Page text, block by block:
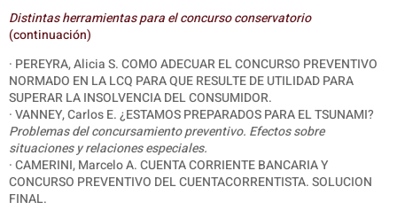
Distintas herramientas para el concurso conservatorio
(continuación)
· PEREYRA, Alicia S. COMO ADECUAR EL CONCURSO PREVENTIVO
NORMADO EN LA LCQ PARA QUE RESULTE DE UTILIDAD PARA
SUPERAR LA INSOLVENCIA DEL CONSUMIDOR.
·VANNEY, Carlos E. ¿ESTAMOS PREPARADOS PARA EL TSUNAMI?
Problemas del concursamiento preventivo. Efectos sobre
situaciones y relaciones especiales.
· CAMERINI, Marcelo A. CUENTA CORRIENTE BANCARIA Y
CONCURSO PREVENTIVO DEL CUENTACORRENTISTA. SOLUCION
FINAL.